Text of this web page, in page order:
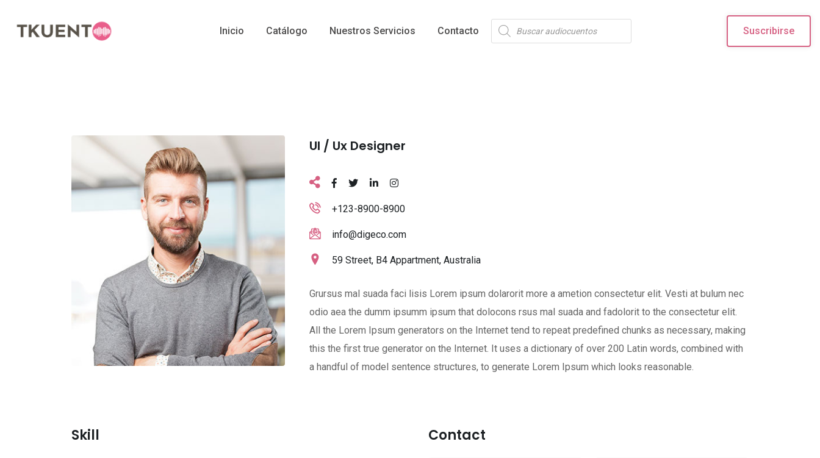
Inicio Catálogo Nuestros Servicios Contacto
Búsqueda
de
productos
Suscribirse
Ul / Ux Designer
+123-8900-8900
info@digeco.com
59 Street, B4 Appartment, Australia
Grursus mal suada faci lisis Lorem ipsum dolarorit more a ametion consectetur elit. Vesti at bulum nec
odio aea the dumm ipsumm ipsum that dolocons rsus mal suada and fadolorit to the consectetur elit.
All the Lorem Ipsum generators on the Internet tend to repeat predefined chunks as necessary, making
this the first true generator on the Internet. It uses a dictionary of over 200 Latin words, combined with
a handful of model sentence structures, to generate Lorem Ipsum which looks reasonable.
Skill Contact